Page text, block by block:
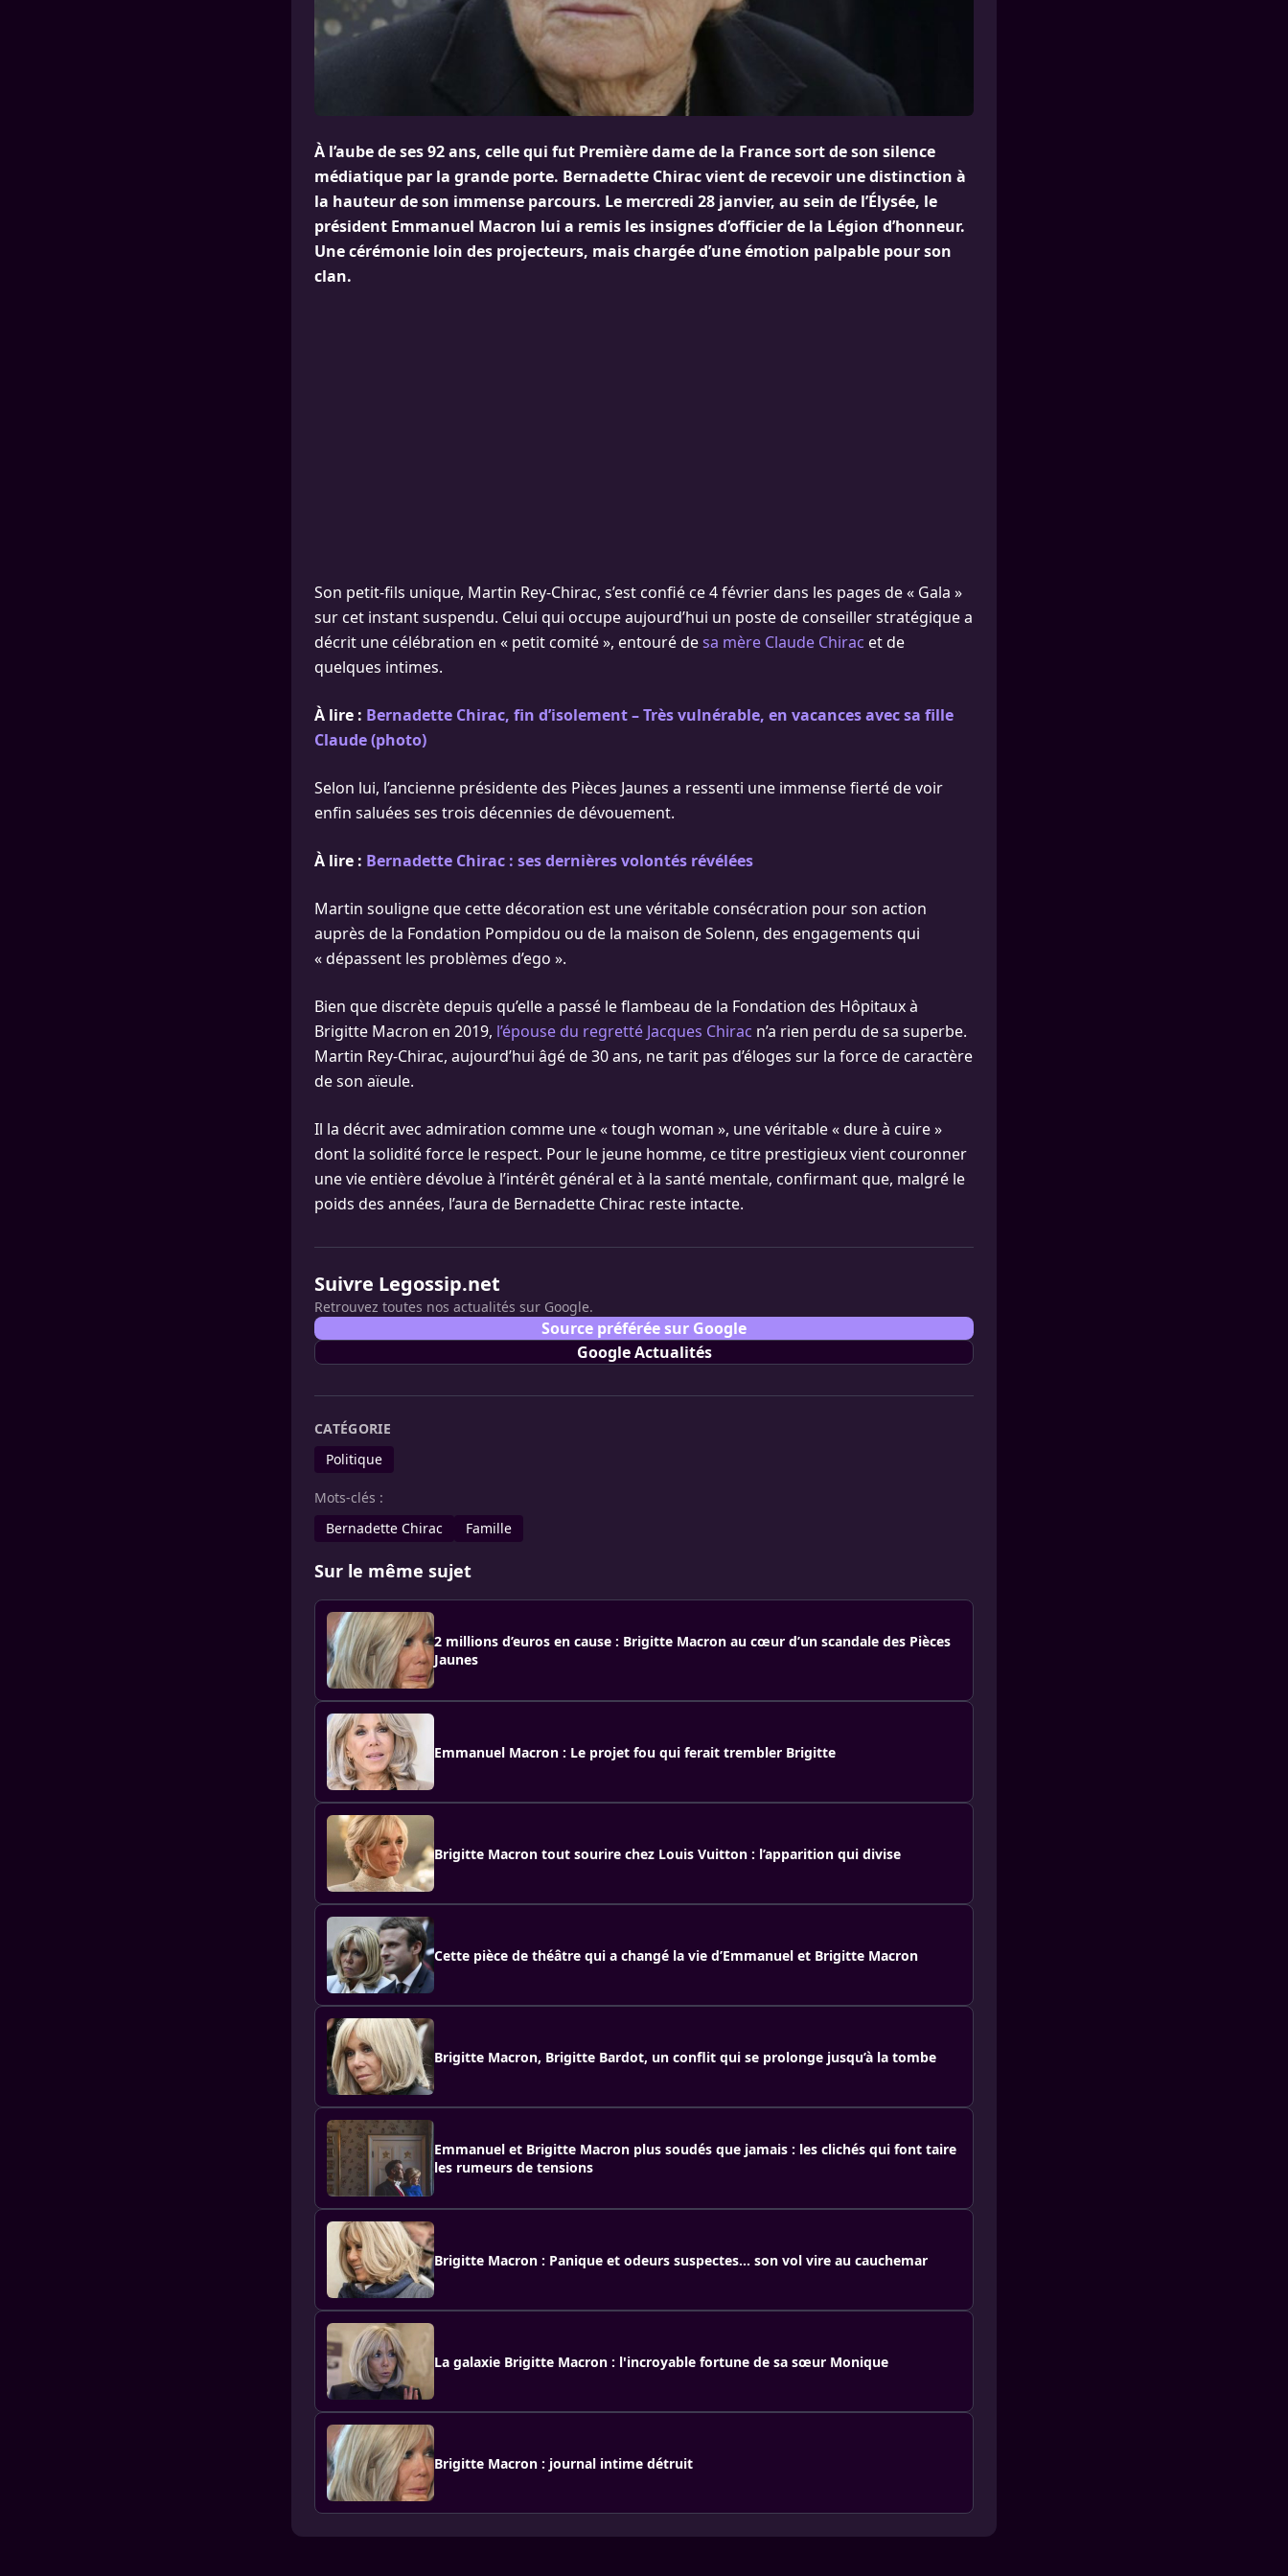
À l’aube de ses 92 ans, celle qui fut Première dame de la France sort de son silence
médiatique par la grande porte. Bernadette Chirac vient de recevoir une distinction à
la hauteur de son immense parcours. Le mercredi 28 janvier, au sein de l’Élysée, le
président Emmanuel Macron lui a remis les insignes d’officier de la Légion d’honneur.
Une cérémonie loin des projecteurs, mais chargée d’une émotion palpable pour son
clan.
Son petit-fils unique, Martin Rey-Chirac, s’est confié ce 4 février dans les pages de « Gala »
sur cet instant suspendu. Celui qui occupe aujourd’hui un poste de conseiller stratégique a
décrit une célébration en « petit comité », entouré desa mère Claude Chirac et de
quelques intimes.
À lire : Bernadette Chirac, fin d’isolement – Très vulnérable, en vacances avec sa fille
Claude (photo)
Selon lui, l’ancienne présidente des Pièces Jaunes a ressenti une immense fierté de voir
enfin saluées ses trois décennies de dévouement.
À lire : Bernadette Chirac : ses dernières volontés révélées
Martin souligne que cette décoration est une véritable consécration pour son action
auprès de la Fondation Pompidou ou de la maison de Solenn, des engagements qui
« dépassent les problèmes d’ego ».
Bien que discrète depuis qu’elle a passé le flambeau de la Fondation des Hôpitaux à
Brigitte Macron en 2019, l’épouse du regretté Jacques Chirac n’a rien perdu de sa superbe.
Martin Rey-Chirac, aujourd’hui âgé de 30 ans, ne tarit pas d’éloges sur la force de caractère
de son aïeule.
Il la décrit avec admiration comme une « tough woman », une véritable « dure à cuire »
dont la solidité force le respect. Pour le jeune homme, ce titre prestigieux vient couronner
une vie entière dévolue à l’intérêt général et à la santé mentale, confirmant que, malgré le
poids des années, l’aura de Bernadette Chirac reste intacte.
Suivre Legossip.net
Retrouvez toutes nos actualités sur Google.
Source préférée sur Google
Google Actualités
CATÉGORIE
Politique
Mots-clés :
Bernadette Chirac
Famille
Sur le même sujet
2 millions d’euros en cause : Brigitte Macron au cœur d’un scandale des Pièces
Jaunes
Emmanuel Macron : Le projet fou qui ferait trembler Brigitte
Brigitte Macron tout sourire chez Louis Vuitton : l’apparition qui divise
Cette pièce de théâtre qui a changé la vie d’Emmanuel et Brigitte Macron
Brigitte Macron, Brigitte Bardot, un conflit qui se prolonge jusqu’à la tombe
Emmanuel et Brigitte Macron plus soudés que jamais : les clichés qui font taire
les rumeurs de tensions
Brigitte Macron : Panique et odeurs suspectes... son vol vire au cauchemar
La galaxie Brigitte Macron : l'incroyable fortune de sa sœur Monique
Brigitte Macron : journal intime détruit